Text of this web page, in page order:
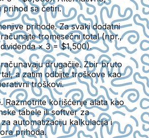
prihod sa četiri.
prihode.Za svaki dodatni
tromesečni total (npr.,
× 3 = $1,500).
drugačije.Zbir bruto
a zatim odbijte troškove kao
troškovi.
Razmotrite korišćenje alata kao
tabele ili softver za
automatizaciju kalkulacija i
prihoda.